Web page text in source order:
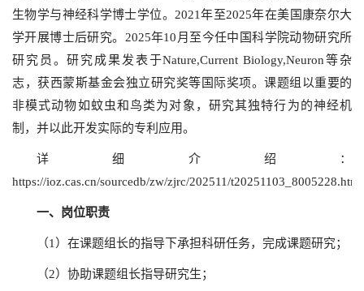
生物学与神经科学博士学位。2021年至2025年在美国康奈尔大
学开展博士后研究。2025年10月至今任中国科学院动物研究所
研究员。研究成果发表于Nature,Current Biology,Neuron等杂
志，获西蒙斯基金会独立研究奖等国际奖项。课题组以重要的
非模式动物如蚊虫和鸟类为对象，研究其独特行为的神经机
制，并以此开发实际的专利应用。
详细介绍：
https://ioz.cas.cn/sourcedb/zw/zjrc/202511/
一、岗位职责
（1）在课题组长的指导下承担科研任务，完成课题研究；
（2）协助课题组长指导研究生；